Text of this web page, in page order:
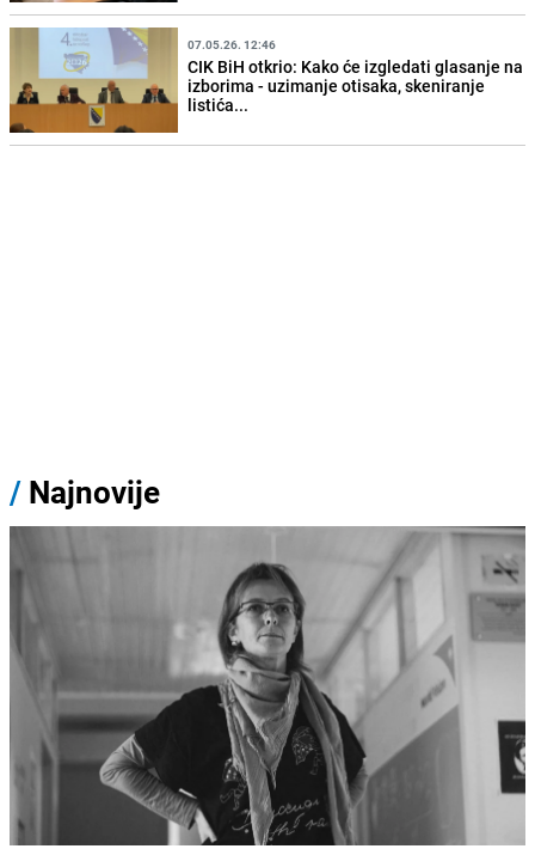
07.05.26. 12:46
CIK BiH otkrio: Kako će izgledati glasanje na
izborima - uzimanje otisaka, skeniranje
listića...
/ Najnovije